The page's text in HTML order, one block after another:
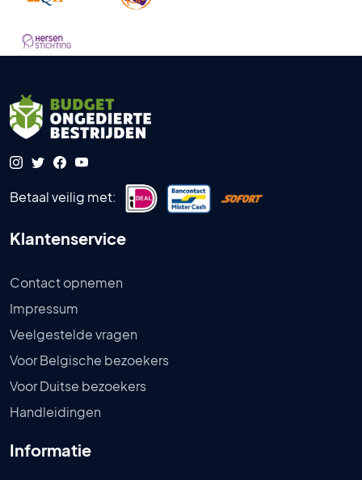
Betaal veilig met:
Klantenservice
Contact opnemen
Impressum
Veelgestelde vragen
Voor Belgische bezoekers
Voor Duitse bezoekers
Handleidingen
Informatie